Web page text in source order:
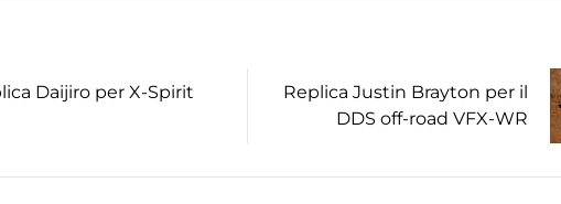
Daijiro per X-Spirit
Replica Justin Brayton per il
DDS off-road VFX-WR